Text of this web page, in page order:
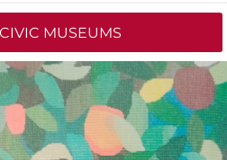
MUSEUMS